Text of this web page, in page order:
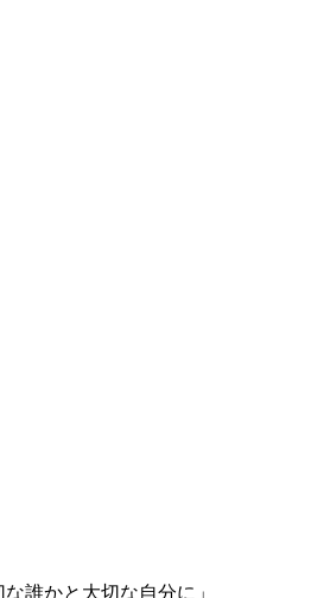
誰かと大切な自分に」